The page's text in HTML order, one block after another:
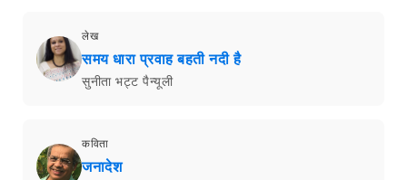
लेख
समय धारा प्रवाह बहती नदी है
सुनीता भट्ट पैन्यूली
कविता
जनादेश